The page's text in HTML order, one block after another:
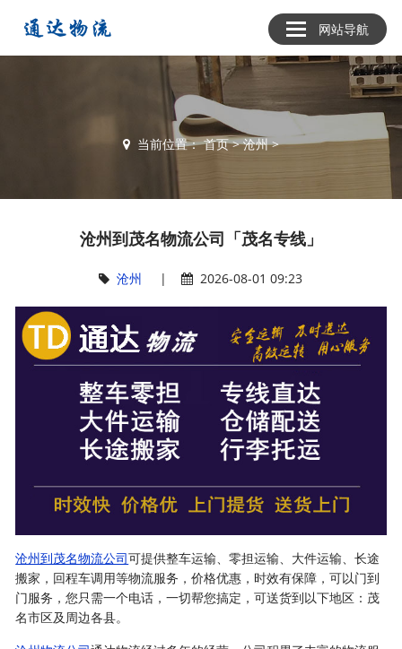
网站导航
当前位置：首页>沧州>
沧州到茂名物流公司「茂名专线」
沧州 | 2026-08-01 09:23
沧州到茂名物流公司可提供整车运输、零担运输、大件运输、长途
搬家，回程车调用等物流服务，价格优惠，时效有保障，可以门到
门服务，您只需一个电话，一切帮您搞定，可送货到以下地区：茂
名市区及周边各县。